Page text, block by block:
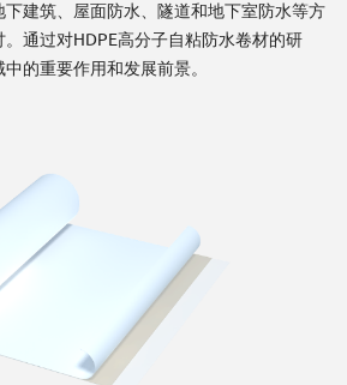
建筑、屋面防水、隧道和地下室防水等方
通过对HDPE高分子自粘防水卷材的研
的重要作用和发展前景。